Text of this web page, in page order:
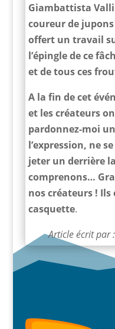
Giambattista Valli
coureur de
offert un travail
l’épingle de ce
et de tous ces
A la fin de cet
et les créateurs
pardonnez-moi
l’expression, ne
jeter un derrière
comprenons…
nos créateurs !
casquette.
Article écrit par